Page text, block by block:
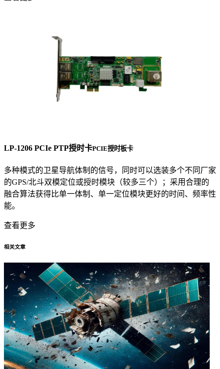
LP-1206 PCIe PTP授时卡PCIE授时板卡
多种模式的卫星导航体制的信号，同时可以选装多个不同厂家
的GPS/北斗双模定位或授时模块（较多三个）；采用合理的
融合算法获得比单一体制、单一定位模块更好的时间、频率性
能。
查看更多
相关文章